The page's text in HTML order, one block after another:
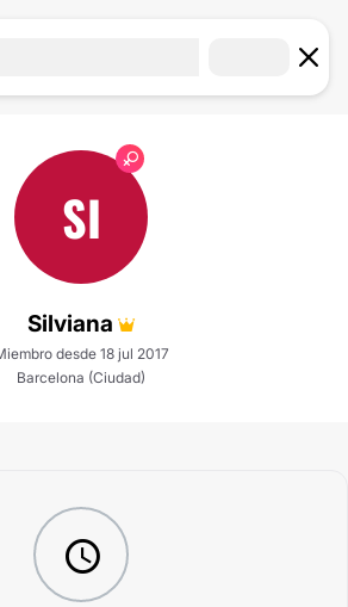
SI
Silviana
desde 18 jul 2017
Barcelona (Ciudad)